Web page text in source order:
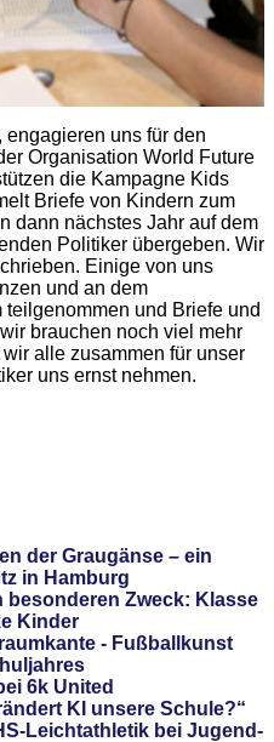
engagieren uns für den
Organisation World Future
die Kampagne Kids
Briefe von Kindern zum
dann nächstes Jahr auf dem
Politiker übergeben. Wir
Einige von uns
und an dem
und Briefe und
brauchen noch viel mehr
alle zusammen für unser
uns ernst nehmen.
der Graugänse – ein
in Hamburg
besonderen Zweck: Klasse
Kinder
- Fußballkunst
6k United
KI unsere Schule?“
Leichtathletik bei Jugend-